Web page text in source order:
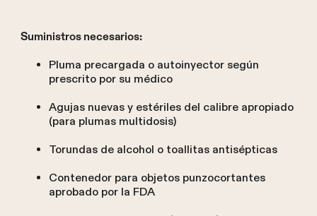
Suministros necesarios:
Pluma precargada o autoinyector según
prescrito por su médico
Agujas nuevas y estériles del calibre apropiado
(para plumas multidosis)
Torundas de alcohol o toallitas antisépticas
Contenedor para objetos punzocortantes
aprobado por la FDA